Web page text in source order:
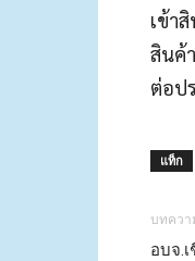
เข้า
สินค้
ต่อป
แท็ก
บทควา
อบจ.